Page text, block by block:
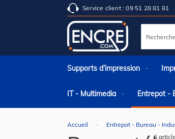
Service client : 09 51 28 81 81
Rechercher
Supports d’impression
IT - Multimedia Entrepot -
Accueil Entrepot - Bureau -
6